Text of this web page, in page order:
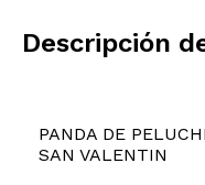
Descripción
PANDA DE
SAN VALENTIN